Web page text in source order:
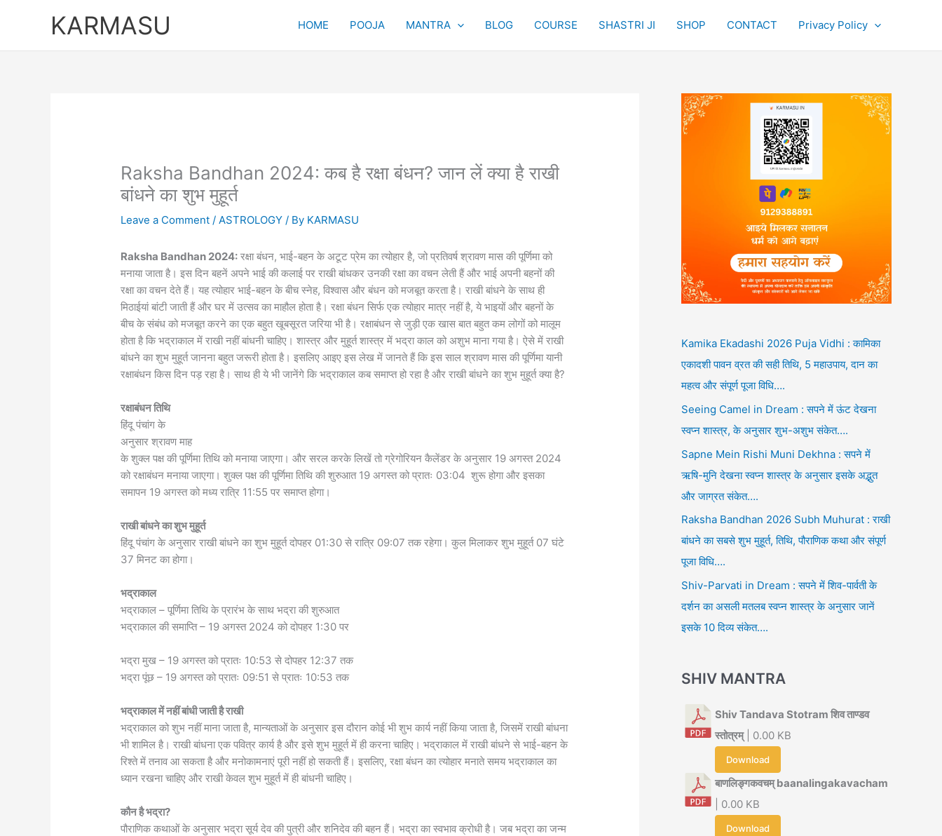
KARMASU HOME POOJA MANTRA BLOG COURSE SHASTRI JI SHOP CONTACT Privacy Policy
Raksha Bandhan 2024: कब है रक्षा बंधन? जान लें क्या है राखी
बांधने का शुभ मुहूर्त
Leave a Comment / ASTROLOGY / By KARMASU
Raksha Bandhan 2024: रक्षा बंधन, भाई-बहन के अटूट प्रेम का त्योहार है, जो प्रतिवर्ष श्रावण मास की पूर्णिमा को
मनाया जाता है। इस दिन बहनें अपने भाई की कलाई पर राखी बांधकर उनकी रक्षा का वचन लेती हैं और भाई अपनी बहनों की
रक्षा का वचन देते हैं। यह त्योहार भाई-बहन के बीच स्नेह, विश्वास और बंधन को मजबूत करता है। राखी बांधने के साथ ही
मिठाईयां बांटी जाती हैं और घर में उत्सव का माहौल होता है। रक्षा बंधन सिर्फ एक त्योहार मात्र नहीं है, ये भाइयों और बहनों के
बीच के संबंध को मजबूत करने का एक बहुत खूबसूरत जरिया भी है। रक्षाबंधन से जुड़ी एक खास बात बहुत कम लोगों को मालूम
होता है कि भद्राकाल में राखी नहीं बांधनी चाहिए। शास्त्र और मुहूर्त शास्त्र में भद्रा काल को अशुभ माना गया है। ऐसे में राखी
बांधने का शुभ मुहूर्त जानना बहुत जरूरी होता है। इसलिए आइए इस लेख में जानते हैं कि इस साल श्रावण मास की पूर्णिमा यानी
रक्षाबंधन किस दिन पड़ रहा है। साथ ही ये भी जानेंगे कि भद्राकाल कब समाप्त हो रहा है और राखी बांधने का शुभ मुहूर्त क्या है?
रक्षाबंधन तिथि
हिंदू पंचांग के
अनुसार श्रावण माह
के शुक्ल पक्ष की पूर्णिमा तिथि को मनाया जाएगा। और सरल करके लिखें तो ग्रेगोरियन कैलेंडर के अनुसार 19 अगस्त 2024
को रक्षाबंधन मनाया जाएगा। शुक्ल पक्ष की पूर्णिमा तिथि की शुरुआत 19 अगस्त को प्रातः 03:04 शुरू होगा और इसका
समापन 19 अगस्त को मध्य रात्रि 11:55 पर समाप्त होगा।
राखी बांधने का शुभ मुहूर्त
हिंदू पंचांग के अनुसार राखी बांधने का शुभ मुहूर्त दोपहर 01:30 से रात्रि 09:07 तक रहेगा। कुल मिलाकर शुभ मुहूर्त 07 घंटे
37 मिनट का होगा।
भद्राकाल
भद्राकाल – पूर्णिमा तिथि के प्रारंभ के साथ भद्रा की शुरुआत
भद्राकाल की समाप्ति – 19 अगस्त 2024 को दोपहर 1:30 पर
भद्रा मुख – 19 अगस्त को प्रातः 10:53 से दोपहर 12:37 तक
भद्रा पूंछ – 19 अगस्त को प्रातः 09:51 से प्रातः 10:53 तक
भद्राकाल में नहीं बांधी जाती है राखी
भद्राकाल को शुभ नहीं माना जाता है, मान्यताओं के अनुसार इस दौरान कोई भी शुभ कार्य नहीं किया जाता है, जिसमें राखी बांधना
भी शामिल है। राखी बांधना एक पवित्र कार्य है और इसे शुभ मुहूर्त में ही करना चाहिए। भद्राकाल में राखी बांधने से भाई-बहन के
रिश्ते में तनाव आ सकता है और मनोकामनाएं पूरी नहीं हो सकती हैं। इसलिए, रक्षा बंधन का त्योहार मनाते समय भद्राकाल का
ध्यान रखना चाहिए और राखी केवल शुभ मुहूर्त में ही बांधनी चाहिए।
कौन है भद्रा?
पौराणिक कथाओं के अनुसार भद्रा सूर्य देव की पुत्री और शनिदेव की बहन हैं। भद्रा का स्वभाव क्रोधी है। जब भद्रा का जन्म
Kamika Ekadashi 2026 Puja Vidhi : कामिका
एकादशी पावन व्रत की सही तिथि, 5 महाउपाय, दान का
महत्व और संपूर्ण पूजा विधि….
Seeing Camel in Dream : सपने में ऊंट देखना
स्वप्न शास्त्र, के अनुसार शुभ-अशुभ संकेत….
Sapne Mein Rishi Muni Dekhna : सपने में
ऋषि-मुनि देखना स्वप्न शास्त्र के अनुसार इसके अद्भुत
और जाग्रत संकेत….
Raksha Bandhan 2026 Subh Muhurat : राखी
बांधने का सबसे शुभ मुहूर्त, तिथि, पौराणिक कथा और संपूर्ण
पूजा विधि….
Shiv-Parvati in Dream : सपने में शिव-पार्वती के
दर्शन का असली मतलब स्वप्न शास्त्र के अनुसार जानें
इसके 10 दिव्य संकेत….
SHIV MANTRA
Shiv Tandava Stotram शिव ताण्डव
स्तोत्रम्| 0.00 KB
Download
बाणलिङ्गकवचम् baanalingakavacham
| 0.00 KB
Download